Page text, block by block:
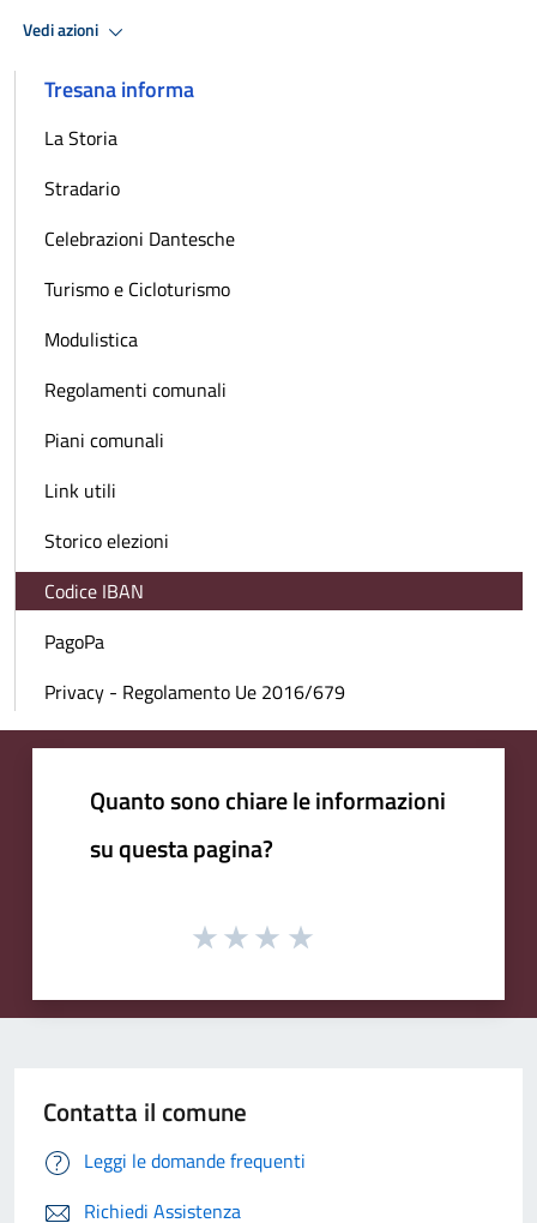
Vedi azioni
Tresana informa
La Storia
Stradario
Celebrazioni Dantesche
Turismo e Cicloturismo
Modulistica
Regolamenti comunali
Piani comunali
Link utili
Storico elezioni
Codice IBAN
PagoPa
Privacy - Regolamento Ue 2016/679
Quanto sono chiare le informazioni
su questa pagina?
Contatta il comune
Leggi le domande frequenti
Richiedi Assistenza